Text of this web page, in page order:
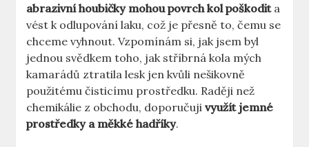
abrazivní houbičky mohou povrch kol poškodita
vést k odlupování laku, což je přesně to, čemu se
chceme vyhnout. Vzpomínám si, jak jsem byl
jednou svědkem toho, jak stříbrná kola mých
kamarádů ztratila lesk jen kvůli nešikovně
použitému čisticímu prostředku. Raději než
chemikálie z obchodu, doporučujivyužít jemné
prostředky a měkké hadříky.